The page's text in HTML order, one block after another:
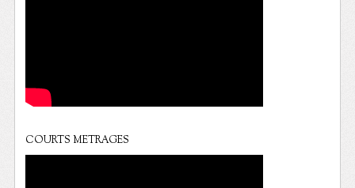
COURTS METRAGES